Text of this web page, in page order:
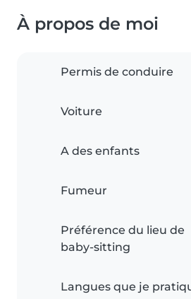
À propos de moi
Permis de conduire
Voiture
A des enfants
Fumeur
Préférence du lieu de
baby-sitting
Langues que je